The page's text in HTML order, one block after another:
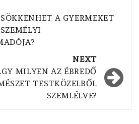
A GYERMEKET
NEXT
MILYEN AZ ÉBREDŐ
TESTKÖZELBŐL
SZEMLÉLVE?